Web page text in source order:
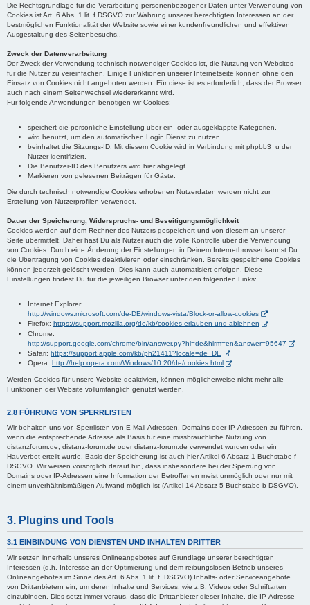
Die Rechtsgrundlage für die Verarbeitung personenbezogener Daten unter Verwendung von
Cookies ist Art. 6 Abs. 1 lit. f DSGVO zur Wahrung unserer berechtigten Interessen an der
bestmöglichen Funktionalität der Website sowie einer kundenfreundlichen und effektiven
Ausgestaltung des Seitenbesuchs..
Zweck der Datenverarbeitung
Der Zweck der Verwendung technisch notwendiger Cookies ist, die Nutzung von Websites
für die Nutzer zu vereinfachen. Einige Funktionen unserer Internetseite können ohne den
Einsatz von Cookies nicht angeboten werden. Für diese ist es erforderlich, dass der Browser
auch nach einem Seitenwechsel wiedererkannt wird.
Für folgende Anwendungen benötigen wir Cookies:
speichert die persönliche Einstellung über ein- oder ausgeklappte Kategorien.
wird benutzt, um den automatischen Login Dienst zu nutzen.
beinhaltet die Sitzungs-ID. Mit diesem Cookie wird in Verbindung mit phpbb3_u der
Nutzer identifiziert.
Die Benutzer-ID des Benutzers wird hier abgelegt.
Markieren von gelesenen Beiträgen für Gäste.
Die durch technisch notwendige Cookies erhobenen Nutzerdaten werden nicht zur
Erstellung von Nutzerprofilen verwendet.
Dauer der Speicherung, Widerspruchs- und Beseitigungsmöglichkeit
Cookies werden auf dem Rechner des Nutzers gespeichert und von diesem an unserer
Seite übermittelt. Daher hast Du als Nutzer auch die volle Kontrolle über die Verwendung
von Cookies. Durch eine Änderung der Einstellungen in Deinem Internetbrowser kannst Du
die Übertragung von Cookies deaktivieren oder einschränken. Bereits gespeicherte Cookies
können jederzeit gelöscht werden. Dies kann auch automatisiert erfolgen. Diese
Einstellungen findest Du für die jeweiligen Browser unter den folgenden Links:
Internet Explorer:
http://windows.microsoft.com/de-DE/windows-vista/Block-or-allow-cookies
Firefox: https://support.mozilla.org/de/kb/cookies-erlauben-und-ablehnen
Chrome:
http://support.google.com/chrome/bin/answer.py?hl=de&hlrm=en&answer=95647
Safari: https://support.apple.com/kb/ph21411?locale=de_DE
Opera: http://help.opera.com/Windows/10.20/de/cookies.html
Werden Cookies für unsere Website deaktiviert, können möglicherweise nicht mehr alle
Funktionen der Website vollumfänglich genutzt werden.
2.8 FÜHRUNG VON SPERRLISTEN
Wir behalten uns vor, Sperrlisten von E-Mail-Adressen, Domains oder IP-Adressen zu führen,
wenn die entsprechende Adresse als Basis für eine missbräuchliche Nutzung von
distanzforum.de, distanz-forum.de oder distanz-forum.de verwendet wurden oder ein
Hauverbot erteilt wurde. Basis der Speicherung ist auch hier Artikel 6 Absatz 1 Buchstabe f
DSGVO. Wir weisen vorsorglich darauf hin, dass insbesondere bei der Sperrung von
Domains oder IP-Adressen eine Information der Betroffenen meist unmöglich oder nur mit
einem unverhältnismäßigen Aufwand möglich ist (Artikel 14 Absatz 5 Buchstabe b DSGVO).
3. Plugins und Tools
3.1 EINBINDUNG VON DIENSTEN UND INHALTEN DRITTER
Wir setzen innerhalb unseres Onlineangebotes auf Grundlage unserer berechtigten
Interessen (d.h. Interesse an der Optimierung und dem reibungslosen Betrieb unseres
Onlineangebotes im Sinne des Art. 6 Abs. 1 lit. f. DSGVO) Inhalts- oder Serviceangebote
von Drittanbietern ein, um deren Inhalte und Services, wie z.B. Videos oder Schriftarten
einzubinden. Dies setzt immer voraus, dass die Drittanbieter dieser Inhalte, die IP-Adresse